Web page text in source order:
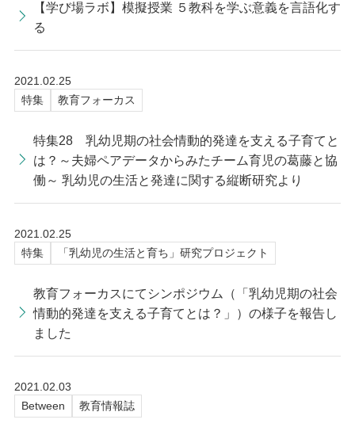
【学び場ラボ】模擬授業 ５教科を学ぶ意義を言語化す
る
2021.02.25
特集
教育フォーカス
特集28 乳幼児期の社会情動的発達を支える子育てと
は？～夫婦ペアデータからみたチーム育児の葛藤と協
働～ 乳幼児の生活と発達に関する縦断研究より
2021.02.25
特集
「乳幼児の生活と育ち」研究プロジェクト
教育フォーカスにてシンポジウム（「乳幼児期の社会
情動的発達を支える子育てとは？」）の様子を報告し
ました
2021.02.03
Between
教育情報誌